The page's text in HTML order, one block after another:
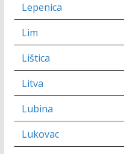
Lepenica
Lim
Lištica
Litva
Lubina
Lukovac